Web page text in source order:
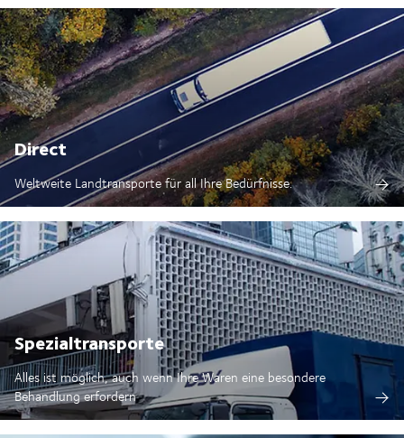
Direct
Weltweite Landtransporte für all Ihre Bedürfnisse.
Spezialtransporte
Alles ist möglich, auch wenn Ihre Waren eine besondere
Behandlung erfordern